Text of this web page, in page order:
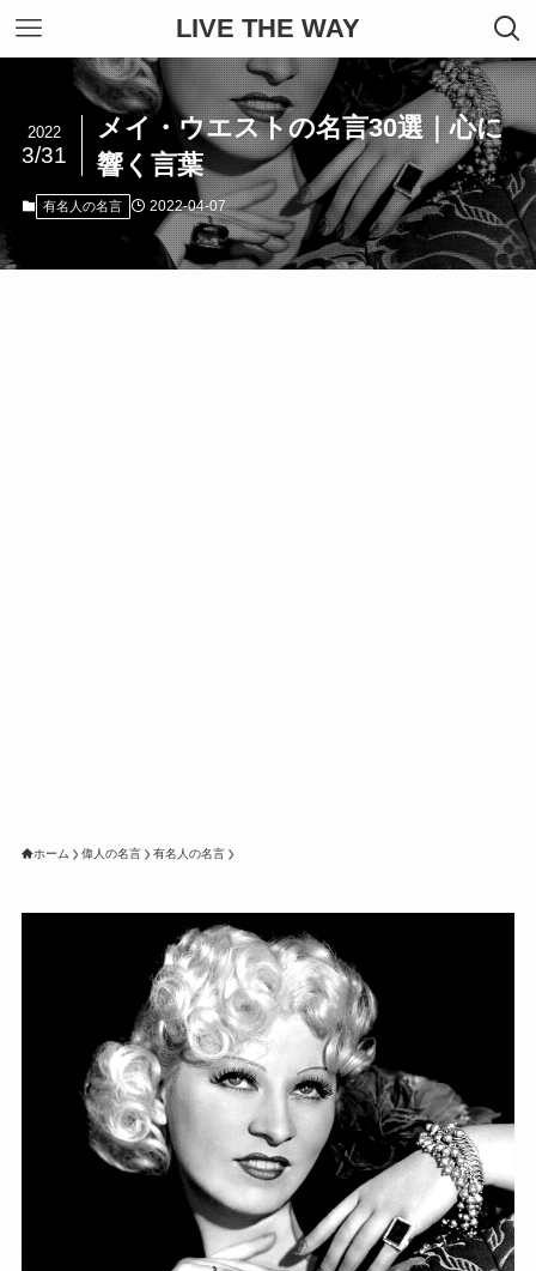
LIVE THE WAY
メイ・ウエストの名言30選｜心に
響く言葉
2022
3/31
有名人の名言 2022-04-07
ホーム 偉人の名言 有名人の名言